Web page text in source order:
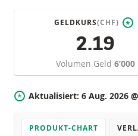
GELDKURS(CHF) *
2.19
Volumen Geld6’000
* Aktualisiert: 6 Aug. 2026
PRODUKT-CHART